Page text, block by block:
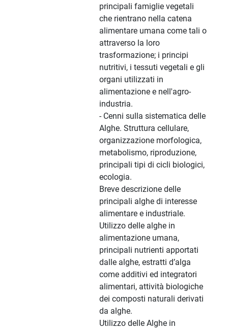
principali famiglie vegetali
che rientrano nella catena
alimentare umana come tali o
attraverso la loro
trasformazione; i principi
nutritivi, i tessuti vegetali e gli
organi utilizzati in
alimentazione e nell'agro-
industria.
- Cenni sulla sistematica delle
Alghe. Struttura cellulare,
organizzazione morfologica,
metabolismo, riproduzione,
principali tipi di cicli biologici,
ecologia.
Breve descrizione delle
principali alghe di interesse
alimentare e industriale.
Utilizzo delle alghe in
alimentazione umana,
principali nutrienti apportati
dalle alghe, estratti d’alga
come additivi ed integratori
alimentari, attività biologiche
dei composti naturali derivati
da alghe.
Utilizzo delle Alghe in